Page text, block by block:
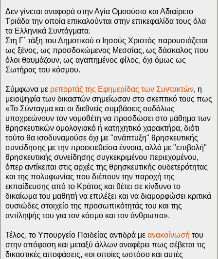
Δεν γίνεται αναφορά στην Αγία Ομοούσιο και Αδιαίρετο
Τριάδα την οποία επικαλούνται στην επικεφαλίδα τους όλα
τα Ελληνικά Συντάγματα.
Στη Γ΄ τάξη του Δημοτικού ο Ιησούς Χριστός παρουσιάζεται
ως ξένος, ως προσδοκώμενος Μεσσίας, ως δάσκαλος που
όλοι θαυμάζουν, ως αγαπημένος φίλος, όχι όμως ως
Σωτήρας του κόσμου.
Σύμφωνα με ρεπορτάζ της Εφημερίδας των Συντακτών, η
μειοψηφία των δικαστών σημείωσαν στο σκεπτικό τους πως
«Το Σύνταγμα και οι διεθνείς συμβάσεις ουδόλως
υποχρεώνουν τον νομοθέτη να προσδώσει στο μάθημα των
θρησκευτικών ομολογιακό ή κατηχητικό χαρακτήρα, διότι
τούτο θα ισοδυναμούσε όχι με "ανάπτυξη" θρησκευτικής
συνείδησης με την προεκτεθείσα έννοια, αλλά με "επιβολή"
θρησκευτικής συνείδησης συγκεκριμένου περιεχομένου,
όπερ αντίκειται στις αρχές της θρησκευτικής ουδετερότητας
και της πολυφωνίας που διέπουν την παροχή της
εκπαίδευσης από το Κράτος και θέτει σε κίνδυνο το
δικαίωμα του μαθητή να επιλέξει και να διαμορφώσει κριτικά
ουσιώδες στοιχείο της προσωπικότητάς του και της
αντίληψής του για τον κόσμο και τον άνθρωπο».
Τέλος, το Υπουργείο Παιδείας αντιδρά με ανακοίνωσή του
στην απόφαση και μεταξύ άλλων αναφέρει πως σέβεται τις
δικαστικές αποφάσεις, «οι οποίες ωστόσο και αυτές